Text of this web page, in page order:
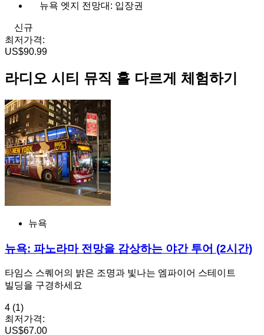
뉴욕 엣지 전망대: 입장권
신규
최저가격:
US$90.99
라디오 시티 뮤직 홀 다르게 체험하기
뉴욕
뉴욕: 파노라마 전망을 감상하는 야간 투어 (2시간)
타임스 스퀘어의 밝은 조명과 빛나는 엠파이어 스테이트
빌딩을 구경하세요
4 (1)
최저가격:
US$67.00